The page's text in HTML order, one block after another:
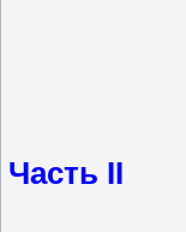
Часть II